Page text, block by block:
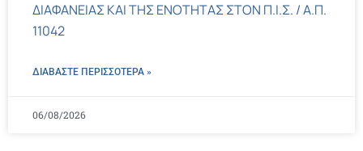
ΔΙΑΦΑΝΕΙΑΣ ΚΑΙ ΤΗΣ ΕΝΟΤΗΤΑΣ ΣΤΟΝ Π.Ι.Σ. / Α.Π.
11042
ΔΙΑΒΑΣΤΕ ΠΕΡΙΣΣΌΤΕΡΑ »
06/08/2026